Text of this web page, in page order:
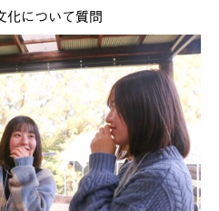
化について質問